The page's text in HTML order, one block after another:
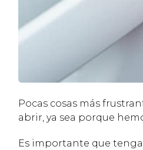
Pocas cosas más
abrir, ya sea porque
Es importante que